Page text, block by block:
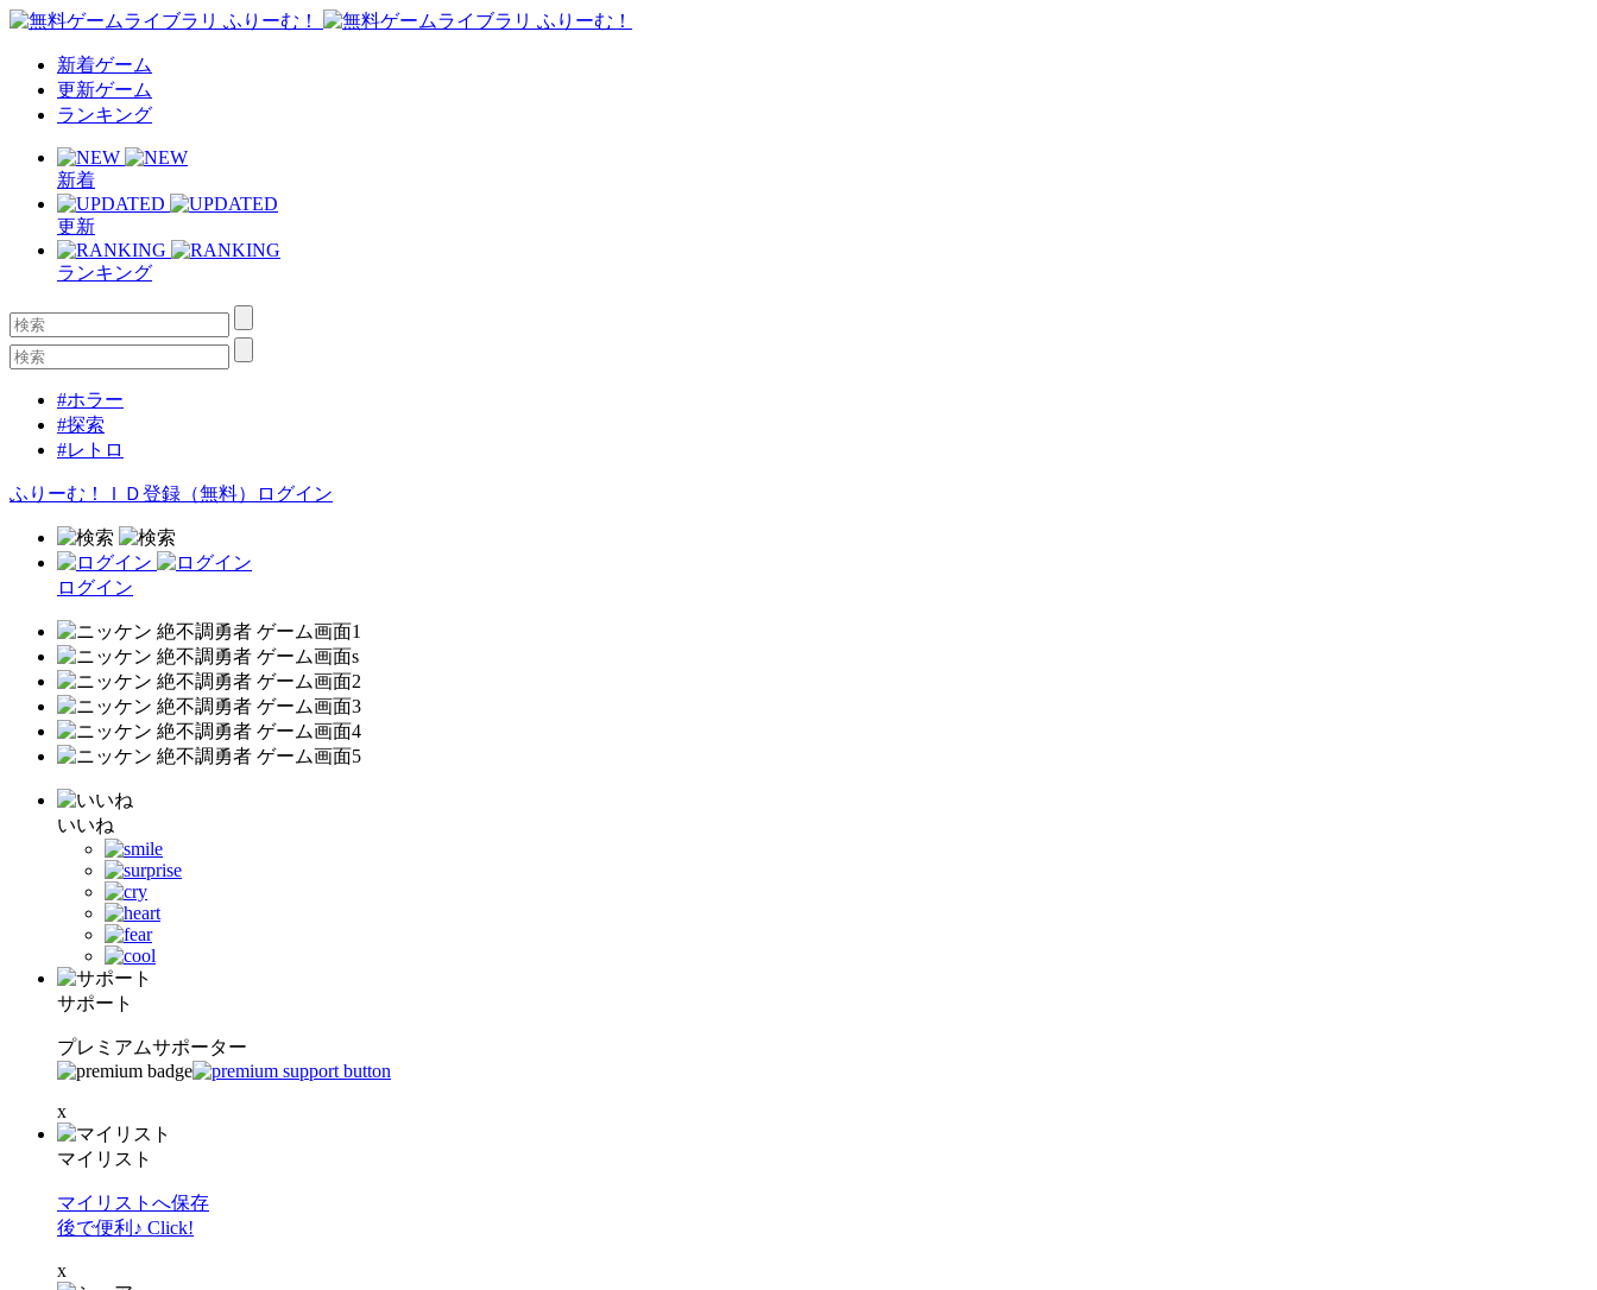
新着ゲーム
更新ゲーム
ランキング
新着
更新
ランキング
#ホラー
#探索
#レトロ
ふりーむ！ＩＤ登録（無料） ログイン
ログイン
いいね
サポート
プレミアムサポーター
x
マイリスト
マイリストへ保存
後で便利♪ Click!
x